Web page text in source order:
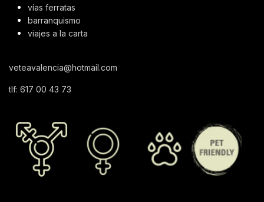
vías ferratas
barranquismo
viajes a la carta
veteavalencia@hotmail.com
tlf: 617 00 43 73